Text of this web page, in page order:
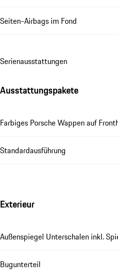
Seiten-Airbags im Fond
Se­ri­en­aus­stat­tungen
Ausstattungspakete
Farbiges Porsche Wappen auf
Standardausführung
Exterieur
Außenspiegel Unterschalen inkl.
Bugunterteil